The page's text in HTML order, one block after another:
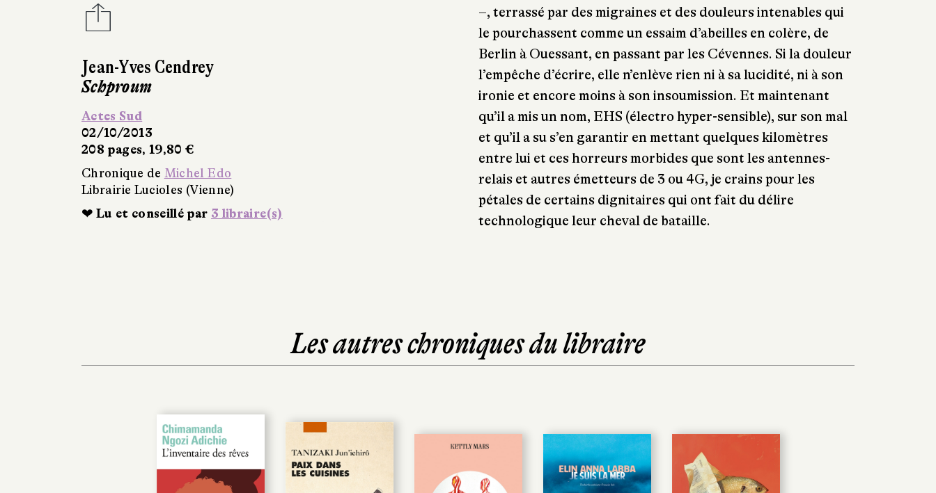
Jean-Yves Cendrey
Schproum
Actes Sud
02/10/2013
208 pages, 19,80 €
Chronique de Michel Edo
Librairie Lucioles (Vienne)
❤ Lu et conseillé par 3 libraire(s)
–, terrassé par des migraines et des douleurs intenables qui
le pourchassent comme un essaim d’abeilles en colère, de
Berlin à Ouessant, en passant par les Cévennes. Si la douleur
l’empêche d’écrire, elle n’enlève rien ni à sa lucidité, ni à son
ironie et encore moins à son insoumission. Et maintenant
qu’il a mis un nom, EHS (électro hyper-sensible), sur son mal
et qu’il a su s’en garantir en mettant quelques kilomètres
entre lui et ces horreurs morbides que sont les antennes-
relais et autres émetteurs de 3 ou 4G, je crains pour les
pétales de certains dignitaires qui ont fait du délire
technologique leur cheval de bataille.
Les autres chroniques du libraire